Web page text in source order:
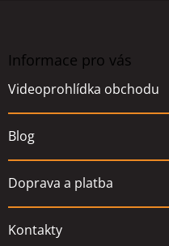
Informace pro vás
Videoprohlídka obchodu
Blog
Doprava a platba
Kontakty